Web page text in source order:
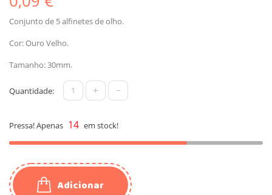
Conjunto de 5 alfinetes de olho.
Cor: Ouro Velho.
Tamanho: 30mm.
Quantidade: + -
Pressa! Apenas 14 em stock!
Adicionar